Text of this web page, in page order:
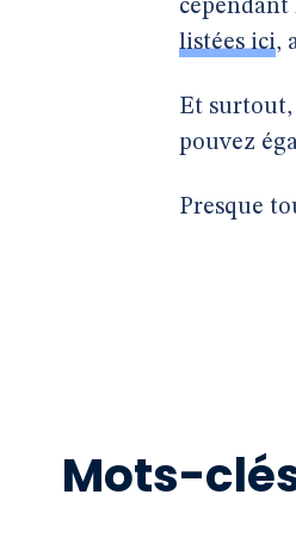
cependant
listées ici,
Et surtout,
pouvez
Presque
Mots-